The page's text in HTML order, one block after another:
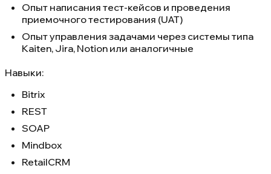
Опыт написания тест-кейсов и проведения
приемочного тестирования (UAT)
Опыт управления задачами через системы типа
Kaiten, Jira, Notion или аналогичные
Навыки:
Bitrix
REST
SOAP
Mindbox
RetailCRM